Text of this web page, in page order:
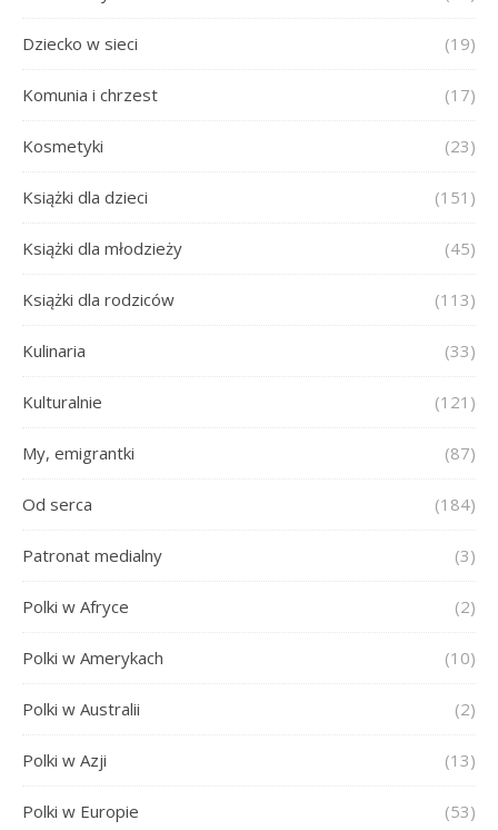
Dziecko w sieci (19)
Komunia i chrzest (17)
Kosmetyki (23)
Książki dla dzieci (151)
Książki dla młodzieży (45)
Książki dla rodziców (113)
Kulinaria (33)
Kulturalnie (121)
My, emigrantki (87)
Od serca (184)
Patronat medialny (3)
Polki w Afryce (2)
Polki w Amerykach (10)
Polki w Australii (2)
Polki w Azji (13)
Polki w Europie (53)